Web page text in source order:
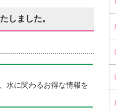
しました。
水に関わるお得な情報を